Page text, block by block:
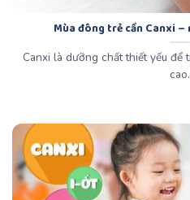
Mùa đông trẻ cần Canxi
Canxi là dưỡng chất thiết yếu để